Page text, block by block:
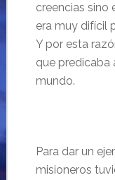
creencias sino
era muy difícil
Y por esta
que predicaba
mundo.
Para dar un
misioneros